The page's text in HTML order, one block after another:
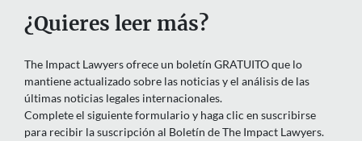
¿Quieres leer más?
The Impact Lawyers ofrece un boletín GRATUITO que lo
mantiene actualizado sobre las noticias y el análisis de las
últimas noticias legales internacionales.
Complete el siguiente formulario y haga clic en suscribirse
para recibir la suscripción al Boletín de The Impact Lawyers.